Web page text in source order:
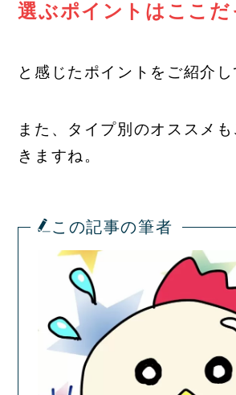
選ぶポイントはここだ
と感じたポイントをご紹介し
また、タイプ別のオススメ
きますね。
この記事の筆者